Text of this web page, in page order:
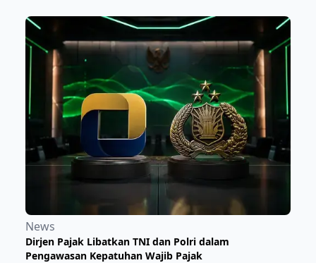
News
Dirjen Pajak Libatkan TNI dan Polri dalam
Pengawasan Kepatuhan Wajib Pajak